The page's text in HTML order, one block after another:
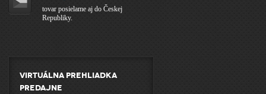
tovar posielame aj do Českej
Republiky.
Virtuálna prehliadka
predajne